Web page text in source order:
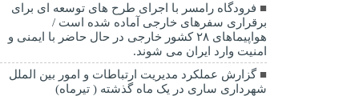
فرودگاه رامسر با اجرای طرح های توسعه ای برای
برقراری سفرهای خارجی آماده شده است /
هواپیماهای ۲۸ کشور خارجی در حال حاضر با ایمنی و
امنیت وارد ایران می شوند.
گزارش عملکرد مدیریت ارتباطات و امور بین الملل
شهرداری ساری در یک ماه گذشته ( تیرماه)